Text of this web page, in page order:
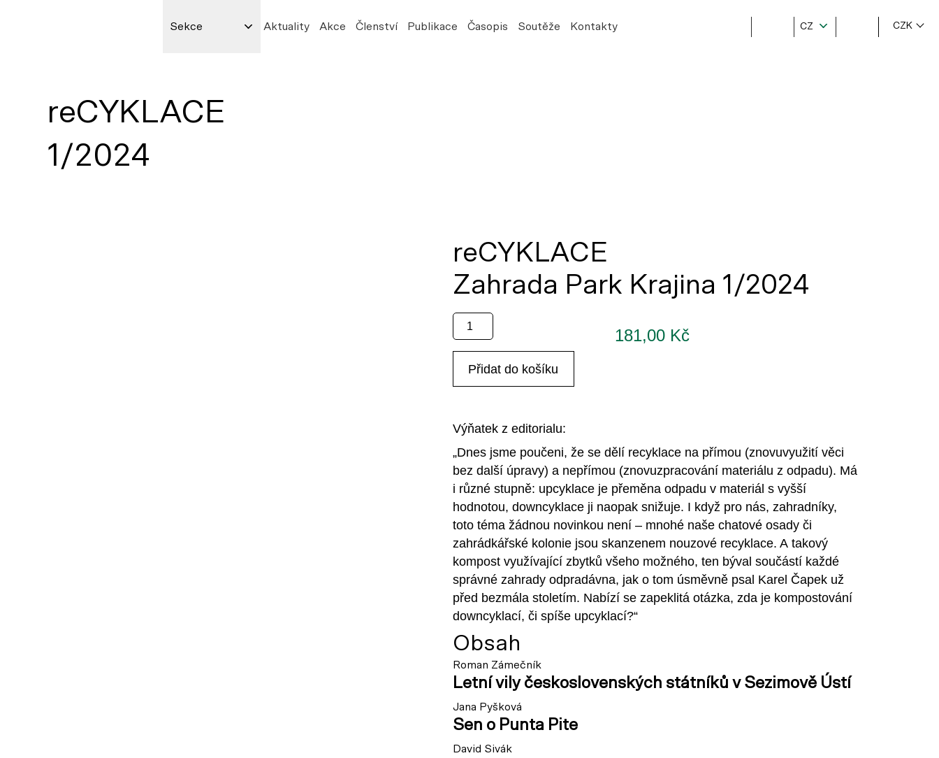
Sekce Aktuality Akce Členství Publikace Časopis Soutěže Kontakty CZ CZK
reCYKLACE
1/2024
181,00 Kč
reCYKLACE
Zahrada Park Krajina 1/2024
Zahrada
Park
Krajina:
reCYKLACE
1/2024
Přidat do košíku
Výňatek z editorialu:
„Dnes jsme poučeni, že se dělí recyklace na přímou (znovuvyužití věci
bez další úpravy) a nepřímou (znovuzpracování materiálu z odpadu). Má
i různé stupně: upcyklace je přeměna odpadu v materiál s vyšší
hodnotou, downcyklace ji naopak snižuje. I když pro nás, zahradníky,
toto téma žádnou novinkou není – mnohé naše chatové osady či
zahrádkářské kolonie jsou skanzenem nouzové recyklace. A takový
kompost využívající zbytků všeho možného, ten býval součástí každé
správné zahrady odpradávna, jak o tom úsměvně psal Karel Čapek už
před bezmála stoletím. Nabízí se zapeklitá otázka, zda je kompostování
downcyklací, či spíše upcyklací?“
Obsah
Roman Zámečník
Letní vily československých státníků v Sezimově Ústí
Jana Pyšková
Sen o Punta Pite
David Sivák